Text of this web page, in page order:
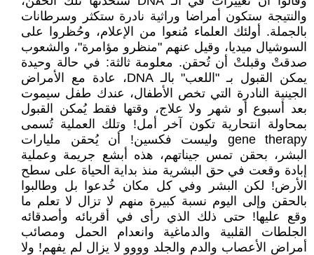
والنتيجة ستكون أمراضا وراثية نادرة ستكثر وسرطانات
بالجملة. أولئك العلماء مُنعوا من الإعلام، وحُظروا على
السوشيال ميديا، وقيل عنهم "منظرو مؤامرة"، والشعوب
صدقتْ وقبلتْ أن تُحقن. معلومة ثالثة: في حالة وحيدة
يمكن القبول بـ "اللعب" بالـ DNA، عادة مع الأمراض
الجينية النادرة التي تخص الأطفال، عندك طفل سيموت
بعد أسبوع أو شهر ولا علاج، وقتها فقط يُمكن القبول
بمحاولة انتحارية تكون آخر أمل! وتلك العملية تُسمى
gene therapy وليست فكسين! أن يُحقن مليارات
البشر، بحقن تمس جيناتهم، هذه أبشع جريمة وعملية
إبادة وقعت في حق البشرية منذ بداية الحياة على سطح
الأرض! لكن البشر وفي كل مكان خُدعوا بل وطالبوا
بالحقن وإلى اليوم نسبة كبيرة منهم لا تزال لا تعلم ما
وقع عليها! حتى ذلك الذي رأى في أقربائه وأصدقائه
الجلطات القلبية والدماغية وانعدام الحمل ومصائب
أمراض الأعصاب والدم والجلد وووو لا يزال لم يفهم! ولا